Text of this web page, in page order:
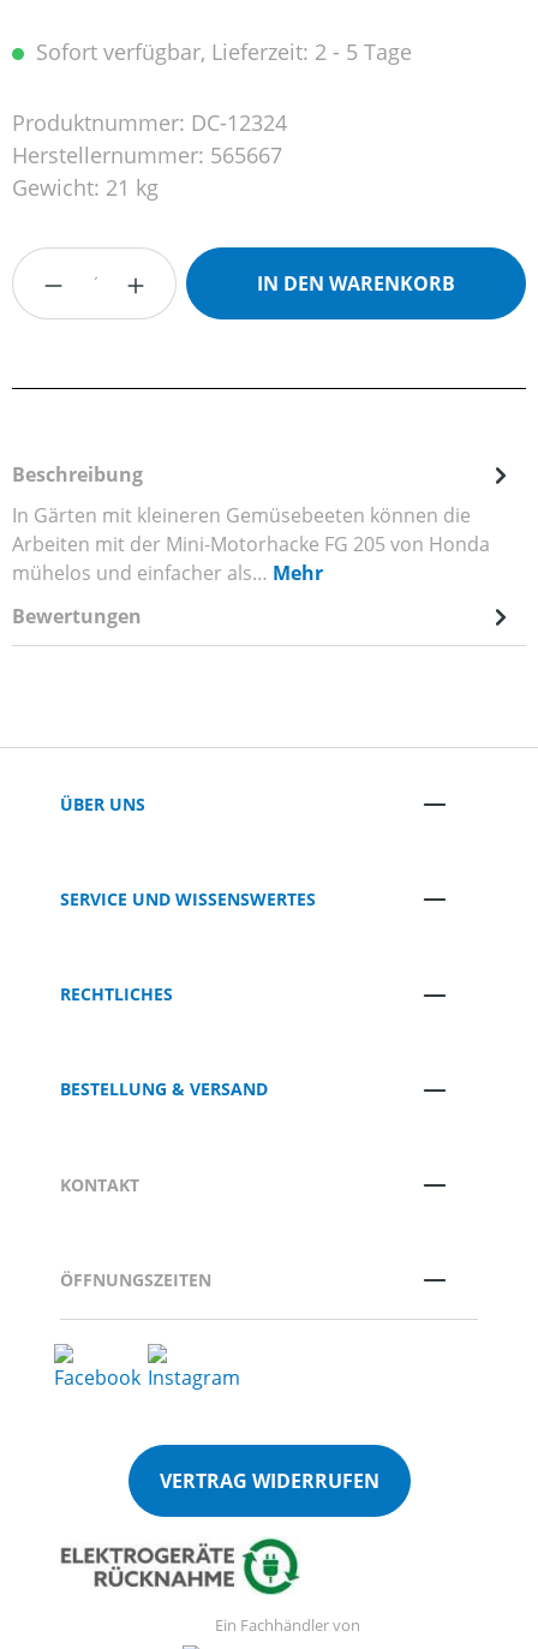
Sofort verfügbar, Lieferzeit: 2 - 5 Tage
Produktnummer: DC-12324
Herstellernummer: 565667
Gewicht: 21 kg
Produkt Anzahl: Gib den gewünschten
IN DEN WARENKORB
Beschreibung
In Gärten mit kleineren Gemüsebeeten können die
Arbeiten mit der Mini-Motorhacke FG 205 von Honda
mühelos und einfacher als… Mehr
Bewertungen
ÜBER UNS
SERVICE UND WISSENSWERTES
RECHTLICHES
BESTELLUNG & VERSAND
KONTAKT
ÖFFNUNGSZEITEN
VERTRAG WIDERRUFEN
Ein Fachhändler von